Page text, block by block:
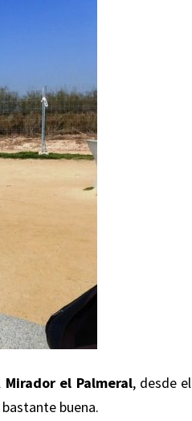
Mirador el Palmeral, desde el
buena.